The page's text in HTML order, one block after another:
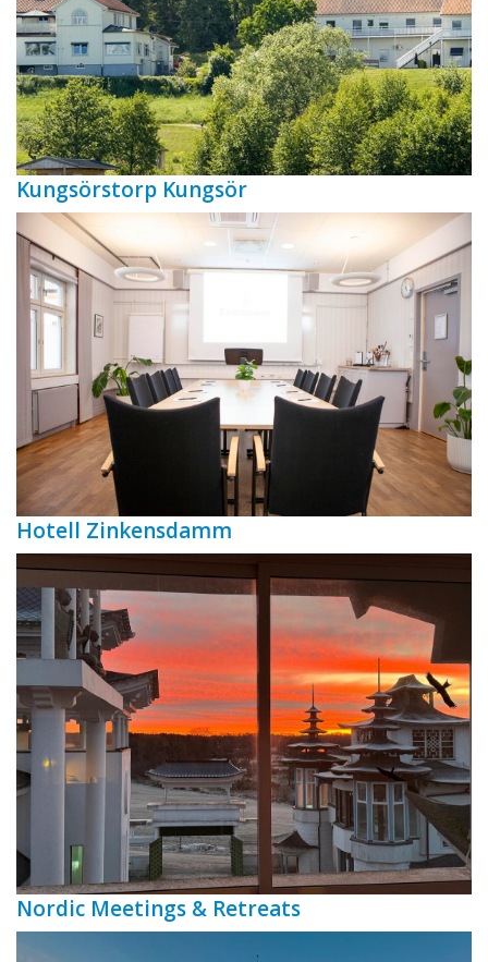
Kungsörstorp Kungsör
Hotell Zinkensdamm
Nordic Meetings & Retreats